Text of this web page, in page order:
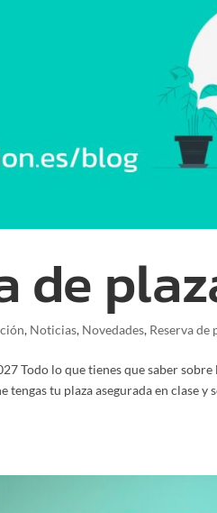
de
, Noticias, Novedades, Reserva de
Todo lo que tienes que saber
tengas tu plaza asegurada en clase